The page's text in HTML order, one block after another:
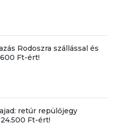
Rodoszra szállással és
Ft-ért!
retúr repülőjegy
Ft-ért!